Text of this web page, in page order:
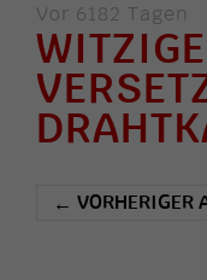
Vor 6182 Tagen
← VORHERIGER